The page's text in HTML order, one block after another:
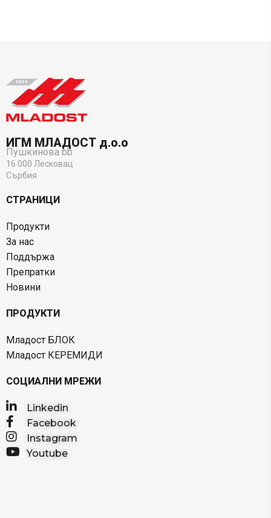
ИГМ МЛАДОСТ д.о.о
Пушкинова bb
16 000 Лесковац
Сърбия
СТРАНИЦИ
Продукти
За нас
Поддържа
Препратки
Новини
ПРОДУКТИ
Младост БЛОК
Младост КЕРЕМИДИ
СОЦИАЛНИ МРЕЖИ
Linkedin
Facebook
Instagram
Youtube